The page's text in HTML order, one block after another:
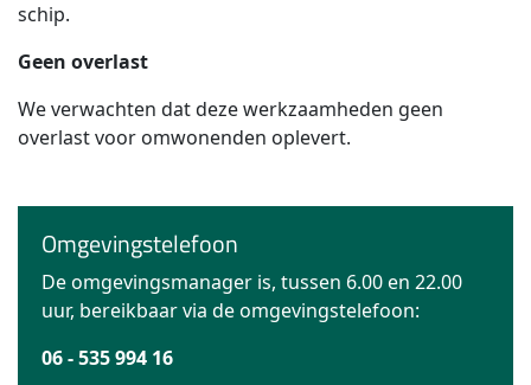
schip.
Geen overlast
We verwachten dat deze werkzaamheden geen
overlast voor omwonenden oplevert.
Omgevingstelefoon
De omgevingsmanager is, tussen 6.00 en 22.00
uur, bereikbaar via de omgevingstelefoon:
06 - 535 994 16